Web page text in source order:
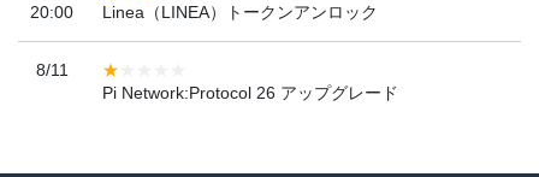
20:00
Linea（LINEA）トークンアンロック
8/11
Pi Network:Protocol 26 アップグレード